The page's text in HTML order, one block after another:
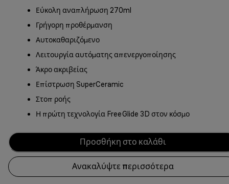
Εύκολη αναπλήρωση 270ml
Γρήγορη προθέρμανση
Αυτοκαθαριζόμενο
Λειτουργία αυτόματης απενεργοποίησης
Άκρο ακριβείας
Επίστρωση SuperCeramic
Στοπ ροής
Η πρώτη τεχνολογία FreeGlide 3D στον κόσμο
Προσθήκη στο καλάθι
Ανακαλύψτε περισσότερα